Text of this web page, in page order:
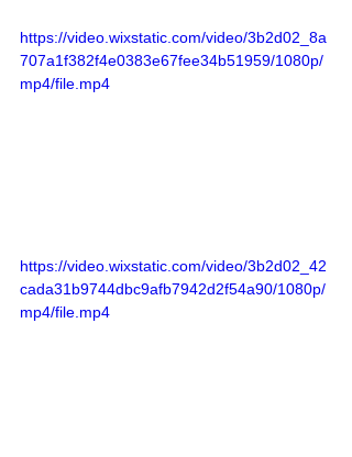
https://video.wixstatic.com/video/3b2d02_8a
707a1f382f4e0383e67fee34b51959/1080p/
mp4/file.mp4
https://video.wixstatic.com/video/3b2d02_42
cada31b9744dbc9afb7942d2f54a90/1080p/
mp4/file.mp4